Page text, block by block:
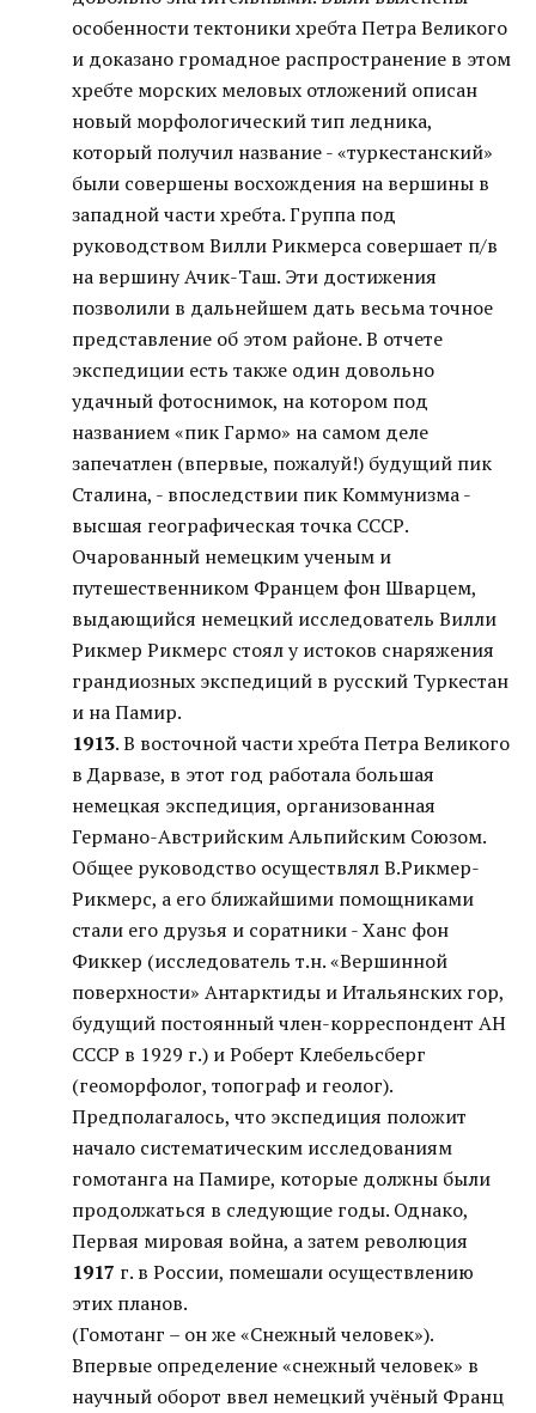
особенности тектоники хребта Петра Великого
и доказано громадное распространение в этом
хребте морских меловых отложений описан
новый морфологический тип ледника,
который получил название - «туркестанский»
были совершены восхождения на вершины в
западной части хребта. Группа под
руководством Вилли Рикмерса совершает п/в
на вершину Ачик-Таш. Эти достижения
позволили в дальнейшем дать весьма точное
представление об этом районе. В отчете
экспедиции есть также один довольно
удачный фотоснимок, на котором под
названием «пик Гармо» на самом деле
запечатлен (впервые, пожалуй!) будущий пик
Сталина, - впоследствии пик Коммунизма -
высшая географическая точка СССР.
Очарованный немецким ученым и
путешественником Францем фон Шварцем,
выдающийся немецкий исследователь Вилли
Рикмер Рикмерс стоял у истоков снаряжения
грандиозных экспедиций в русский Туркестан
и на Памир.
1913. В восточной части хребта Петра Великого
в Дарвазе, в этот год работала большая
немецкая экспедиция, организованная
Германо-Австрийским Альпийским Союзом.
Общее руководство осуществлял В.Рикмер-
Рикмерс, а его ближайшими помощниками
стали его друзья и соратники - Ханс фон
Фиккер (исследователь т.н. «Вершинной
поверхности» Антарктиды и Итальянских гор,
будущий постоянный член-корреспондент АН
СССР в 1929 г.) и Роберт Клебельсберг
(геоморфолог, топограф и геолог).
Предполагалось, что экспедиция положит
начало систематическим исследованиям
гомотанга на Памире, которые должны были
продолжаться в следующие годы. Однако,
Первая мировая война, а затем революция
1917 г. в России, помешали осуществлению
этих планов.
(Гомотанг – он же «Снежный человек»).
Впервые определение «снежный человек» в
научный оборот ввел немецкий учёный Франц